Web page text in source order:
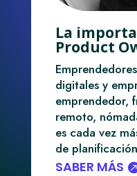
La
Product
digitales y
emprendedor,
remoto,
es cada vez
de
SABER MÁS